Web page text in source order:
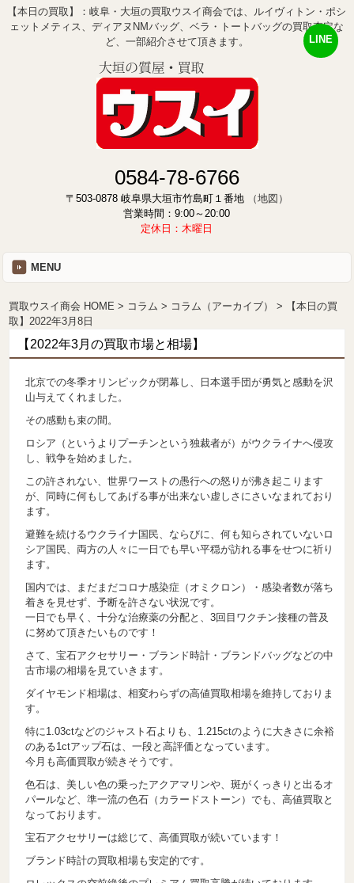
【本日の買取】：岐阜・大垣の買取ウスイ商会では、ルイヴィトン・ポシ
ェットメティス、ディアヌNMバッグ、ベラ・トートバッグの買取査定な
ど、一部紹介させて頂きます。
0584-78-6766
〒503-0878 岐阜県大垣市竹島町１番地
（地図）
営業時間：9:00～20:00
定休日：木曜日
MENU
買取ウスイ商会 HOME コラム コラム（アーカイブ）
【本日の買
取】2022年3月8日
【2022年3月の買取市場と相場】
北京での冬季オリンピックが閉幕し、日本選手団が勇気と感動を沢
山与えてくれました。
その感動も束の間。
ロシア（というよりプーチンという独裁者が）がウクライナへ侵攻
し、戦争を始めました。
この許されない、世界ワーストの愚行への怒りが沸き起こります
が、同時に何もしてあげる事が出来ない虚しさにさいなまれており
ます。
避難を続けるウクライナ国民、ならびに、何も知らされていないロ
シア国民、両方の人々に一日でも早い平穏が訪れる事をせつに祈り
ます。
国内では、まだまだコロナ感染症（オミクロン）・感染者数が落ち
着きを見せず、予断を許さない状況です。
一日でも早く、十分な治療薬の分配と、3回目ワクチン接種の普及
に努めて頂きたいものです！
さて、宝石アクセサリー・ブランド時計・ブランドバッグなどの中
古市場の相場を見ていきます。
ダイヤモンド相場は、相変わらずの高値買取相場を維持しておりま
す。
特に1.03ctなどのジャスト石よりも、1.215ctのように大きさに余裕
のある1ctアップ石は、一段と高評価となっています。
今月も高価買取が続きそうです。
色石は、美しい色の乗ったアクアマリンや、斑がくっきりと出るオ
パールなど、準一流の色石（カラードストーン）でも、高値買取と
なっております。
宝石アクセサリーは総じて、高価買取が続いています！
ブランド時計の買取相場も安定的です。
LINE